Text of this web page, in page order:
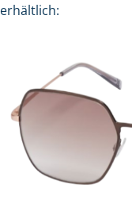
erhältlich: